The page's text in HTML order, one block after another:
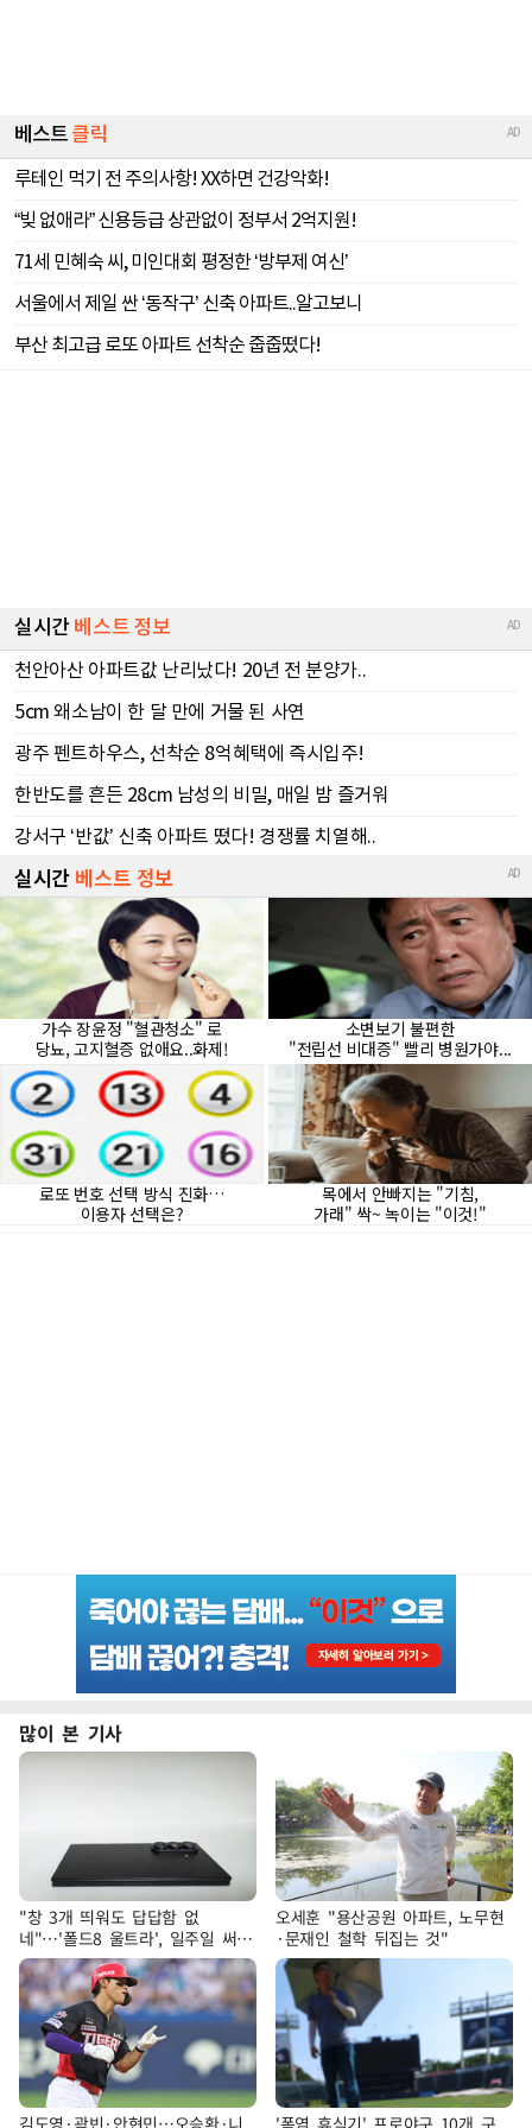
많이 본 기사
"창 3개 띄워도 답답함 없
네"…'폴드8 울트라', 일주일 써보
니
오세훈 "용산공원 아파트, 노무현
·문재인 철학 뒤집는 것"
김도영·곽빈·안현민…오승환·니 '폭염 휴식기' 프로야구 10개 구